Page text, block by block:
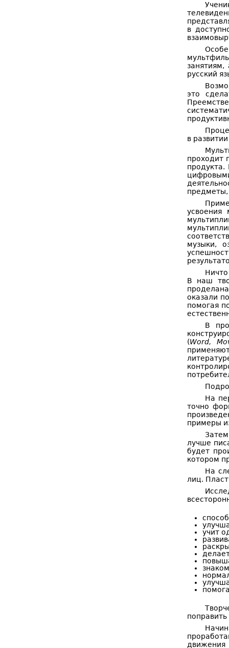
в
русский
это
в
проходит
продукта.
предметы,
музыки,
В наш
оказали
помогая
В
(Word,
На
точно
примеры
лучше
будет
котором
На
лиц.
учит
движения